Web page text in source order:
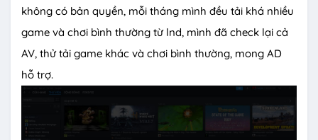
không có bản quyền, mỗi tháng mình đều tải khá nhiều
game và chơi bình thường từ lnd, mình đã check lại cả
AV, thử tải game khác và chơi bình thường, mong AD
hỗ trợ.